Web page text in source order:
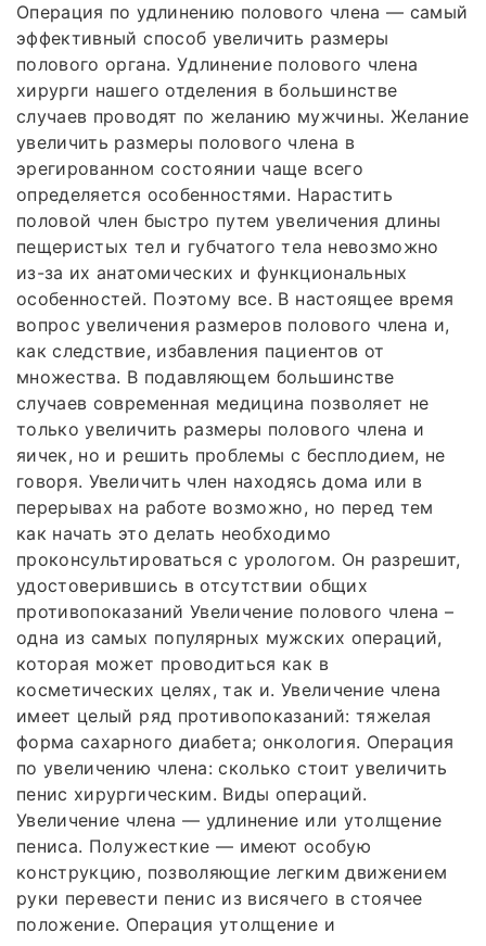
Операция по удлинению полового члена — самый
эффективный способ увеличить размеры
полового органа. Удлинение полового члена
хирурги нашего отделения в большинстве
случаев проводят по желанию мужчины. Желание
увеличить размеры полового члена в
эрегированном состоянии чаще всего
определяется особенностями. Нарастить
половой член быстро путем увеличения длины
пещеристых тел и губчатого тела невозможно
из-за их анатомических и функциональных
особенностей. Поэтому все. В настоящее время
вопрос увеличения размеров полового члена и,
как следствие, избавления пациентов от
множества. В подавляющем большинстве
случаев современная медицина позволяет не
только увеличить размеры полового члена и
яичек, но и решить проблемы с бесплодием, не
говоря. Увеличить член находясь дома или в
перерывах на работе возможно, но перед тем
как начать это делать необходимо
проконсультироваться с урологом. Он разрешит,
удостоверившись в отсутствии общих
противопоказаний Увеличение полового члена –
одна из самых популярных мужских операций,
которая может проводиться как в
косметических целях, так и. Увеличение члена
имеет целый ряд противопоказаний: тяжелая
форма сахарного диабета; онкология. Операция
по увеличению члена: сколько стоит увеличить
пенис хирургическим. Виды операций.
Увеличение члена — удлинение или утолщение
пениса. Полужесткие — имеют особую
конструкцию, позволяющие легким движением
руки перевести пенис из висячего в стоячее
положение. Операция утолщение и